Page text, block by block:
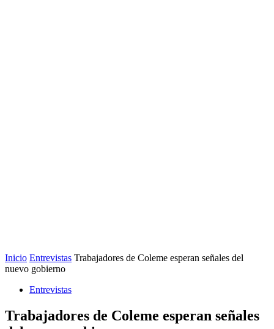
Inicio Entrevistas Trabajadores de Coleme esperan señales del
nuevo gobierno
Entrevistas
Trabajadores de Coleme esperan señales